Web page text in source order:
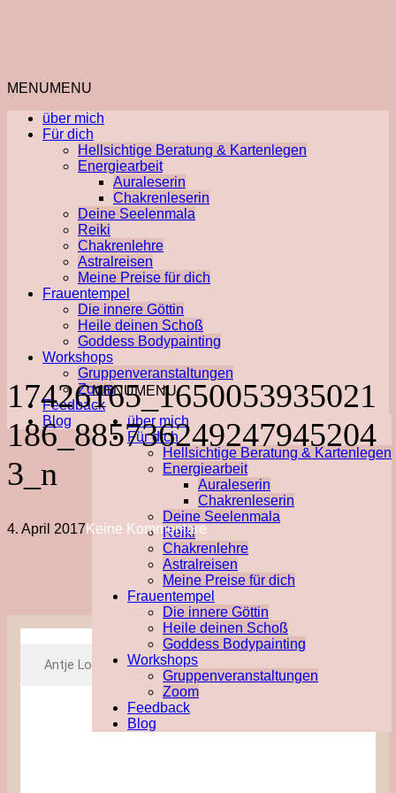
MENUMENU
über mich
Für dich
Hellsichtige Beratung & Kartenlegen
Energiearbeit
Auraleserin
Chakrenleserin
Deine Seelenmala
Reiki
Chakrenlehre
Astralreisen
Meine Preise für dich
Frauentempel
Die innere Göttin
Heile deinen Schoß
Goddess Bodypainting
Workshops
Gruppenveranstaltungen
Zoom
Feedback
Blog
MENUMENU
über mich
Für dich
Hellsichtige Beratung & Kartenlegen
Energiearbeit
Auraleserin
Chakrenleserin
Deine Seelenmala
Reiki
Chakrenlehre
Astralreisen
Meine Preise für dich
Frauentempel
Die innere Göttin
Heile deinen Schoß
Goddess Bodypainting
Workshops
Gruppenveranstaltungen
Zoom
Feedback
Blog
17426165_1650053935021
186_885736249247945204
3_n
4. April 2017 Keine Kommentare
Antje Lotz 4. April 2017